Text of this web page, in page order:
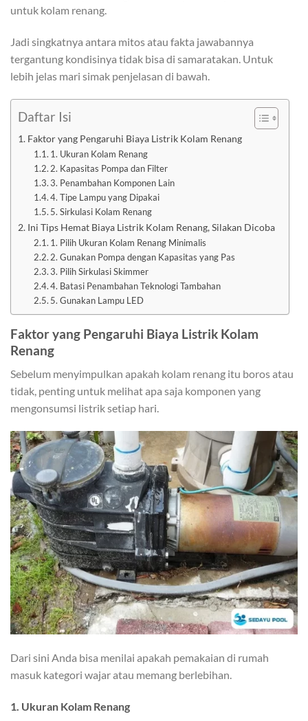
untuk kolam renang.
Jadi singkatnya antara mitos atau fakta jawabannya
tergantung kondisinya tidak bisa di samaratakan. Untuk
lebih jelas mari simak penjelasan di bawah.
Daftar Isi
Faktor yang Pengaruhi Biaya Listrik Kolam Renang
1. Ukuran Kolam Renang
2. Kapasitas Pompa dan Filter
3. Penambahan Komponen Lain
4. Tipe Lampu yang Dipakai
5. Sirkulasi Kolam Renang
Ini Tips Hemat Biaya Listrik Kolam Renang, Silakan Dicoba
1. Pilih Ukuran Kolam Renang Minimalis
2. Gunakan Pompa dengan Kapasitas yang Pas
3. Pilih Sirkulasi Skimmer
4. Batasi Penambahan Teknologi Tambahan
5. Gunakan Lampu LED
Faktor yang Pengaruhi Biaya Listrik Kolam
Renang
Sebelum menyimpulkan apakah kolam renang itu boros atau
tidak, penting untuk melihat apa saja komponen yang
mengonsumsi listrik setiap hari.
Dari sini Anda bisa menilai apakah pemakaian di rumah
masuk kategori wajar atau memang berlebihan.
1. Ukuran Kolam Renang